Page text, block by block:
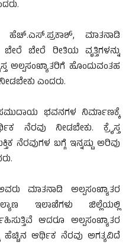
ಹೆಚ್.ಎಸ್.ಪ್ರಕಾಶ್, ಮಾತನಾಡಿ
ಬೇರೆ ರೀತಿಯ ವೃತ್ತಿಗಳನ್ನು
ಅಲ್ಪಸಂಖ್ಯಾತರಿಗೆ ಹೊಂದುವಂತಹ
ಎಂದರು.
ಭವನಗಳ ನಿರ್ಮಾಣಕ್ಕೆ
ನೀಡಬೇಕು. ಕ್ರೈಸ್ತ
ಬಗ್ಗೆ ಇನ್ನಷ್ಟು ಅರಿವು
ಮಾತನಾಡಿ ಅಲ್ಪಸಂಖ್ಯಾತರ
ಇಲಾಖೆಗಳು ಜಿಲ್ಲೆಯಲ್ಲಿ
ಆದರೂ ಅಲ್ಪಸಂಖ್ಯಾತರ
ಆರ್ಥಿಕ ನೆರವು ಅಗತ್ಯವಿದೆ